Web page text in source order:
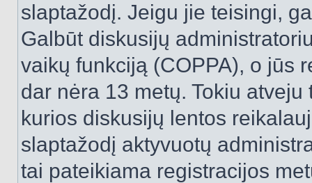
slaptažodį. Jeigu jie teisingi,
Galbūt diskusijų
vaikų funkciją (COPPA), o jūs
dar nėra 13 metų. Tokiu
kurios diskusijų lentos
slaptažodį aktyvuotų
tai pateikiama registracijos